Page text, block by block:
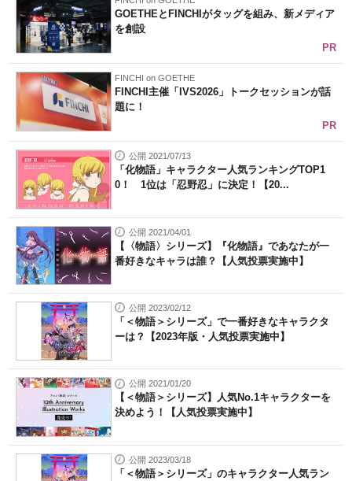
GOETHEとFINCHIがタッグを組み、新メディア
を創設
PR
FINCHI on GOETHE
FINCHI主催「IVS2026」トークセッションが話
題に！
PR
公開 2021/07/13
「化物語」キャラクター人気ランキングTOP1
0！ 1位は「忍野忍」に決定！【20...
公開 2021/04/01
【〈物語〉シリーズ】『化物語』であなたが一
番好きなキャラは誰？【人気投票実施中】
公開 2023/02/12
「＜物語＞シリーズ」で一番好きなキャラクタ
ーは？【2023年版・人気投票実施中】
公開 2021/01/20
【＜物語＞シリーズ】人気No.1キャラクターを
決めよう！【人気投票実施中】
公開 2023/03/18
「＜物語＞シリーズ」のキャラクター人気ラン